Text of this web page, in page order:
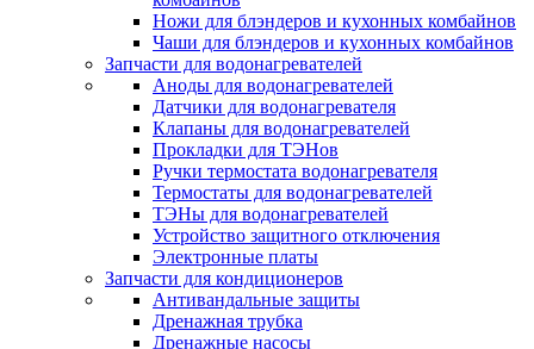
Ножи для блэндеров и кухонных комбайнов
Чаши для блэндеров и кухонных комбайнов
Запчасти для водонагревателей
Аноды для водонагревателей
Датчики для водонагревателя
Клапаны для водонагревателей
Прокладки для ТЭНов
Ручки термостата водонагревателя
Термостаты для водонагревателей
ТЭНы для водонагревателей
Устройство защитного отключения
Электронные платы
Запчасти для кондиционеров
Антивандальные защиты
Дренажная трубка
Дренажные насосы